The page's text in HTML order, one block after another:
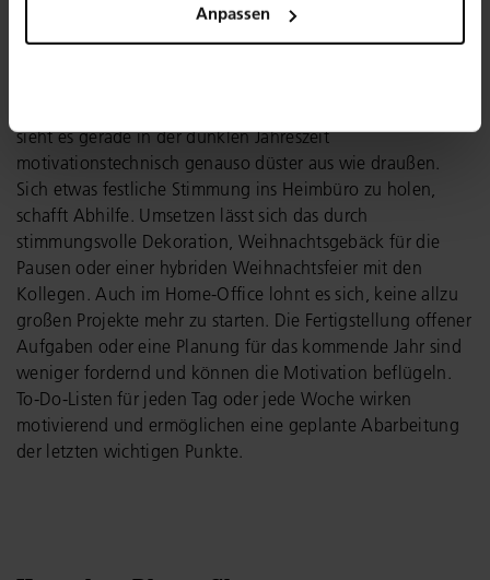
Anpassen
Stiller Advent im Home-Office?
sieht es gerade in der dunklen Jahreszeit
motivationstechnisch genauso düster aus wie draußen.
Sich etwas festliche Stimmung ins Heimbüro zu holen,
schafft Abhilfe. Umsetzen lässt sich das durch
stimmungsvolle Dekoration, Weihnachtsgebäck für die
Pausen oder einer hybriden Weihnachtsfeier mit den
Kollegen. Auch im Home-Office lohnt es sich, keine allzu
großen Projekte mehr zu starten. Die Fertigstellung offener
Aufgaben oder eine Planung für das kommende Jahr sind
weniger fordernd und können die Motivation beflügeln.
To-Do-Listen für jeden Tag oder jede Woche wirken
motivierend und ermöglichen eine geplante Abarbeitung
der letzten wichtigen Punkte.